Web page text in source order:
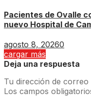
Pacientes de
nuevo Hospital de
agosto 8, 20260
cargar más
Deja una respuesta
Tu dirección de
Los campos